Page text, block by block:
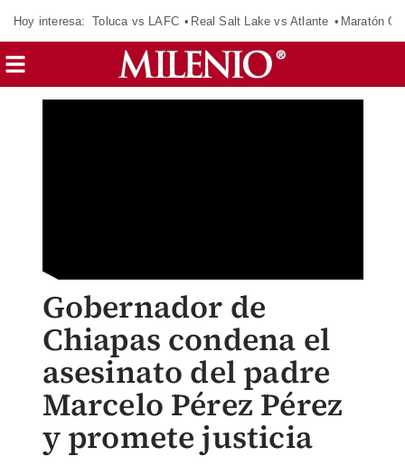
Hoy interesa: Toluca vs LAFC Real Salt Lake vs Atlante Maratón
Gobernador de
Chiapas condena el
asesinato del padre
Marcelo Pérez Pérez
y promete justicia